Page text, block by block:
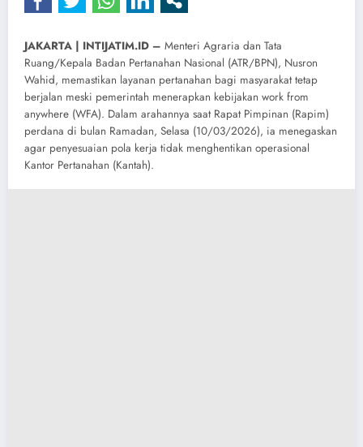
​JAKARTA | INTIJATIM.ID – Menteri Agraria dan Tata
Ruang/Kepala Badan Pertanahan Nasional (ATR/BPN), Nusron
Wahid, memastikan layanan pertanahan bagi masyarakat tetap
berjalan meski pemerintah menerapkan kebijakan work from
anywhere (WFA). Dalam arahannya saat Rapat Pimpinan (Rapim)
perdana di bulan Ramadan, Selasa (10/03/2026), ia menegaskan
agar penyesuaian pola kerja tidak menghentikan operasional
Kantor Pertanahan (Kantah).